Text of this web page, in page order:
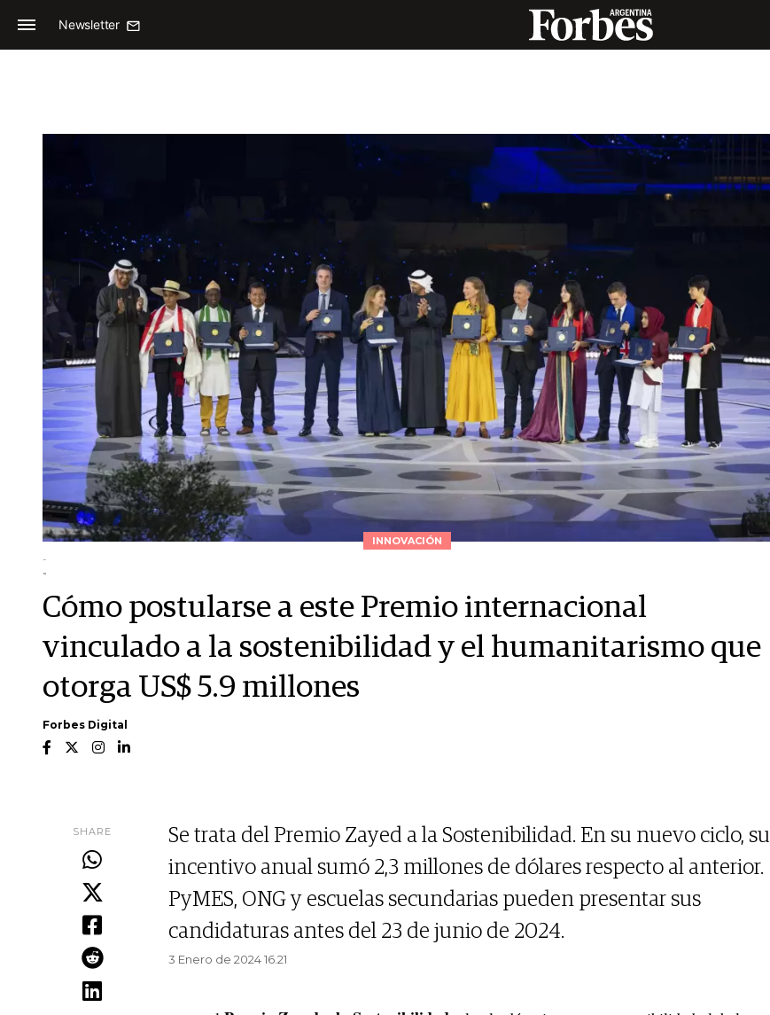
Newsletter
INNOVACIÓN
-
-
Cómo postularse a este Premio internacional
vinculado a la sostenibilidad y el humanitarismo que
otorga US$ 5.9 millones
Forbes Digital
SHARE
Se trata del Premio Zayed a la Sostenibilidad. En su nuevo ciclo, su
incentivo anual sumó 2,3 millones de dólares respecto al anterior.
PyMES, ONG y escuelas secundarias pueden presentar sus
candidaturas antes del 23 de junio de 2024.
3 Enero de 2024 16.21